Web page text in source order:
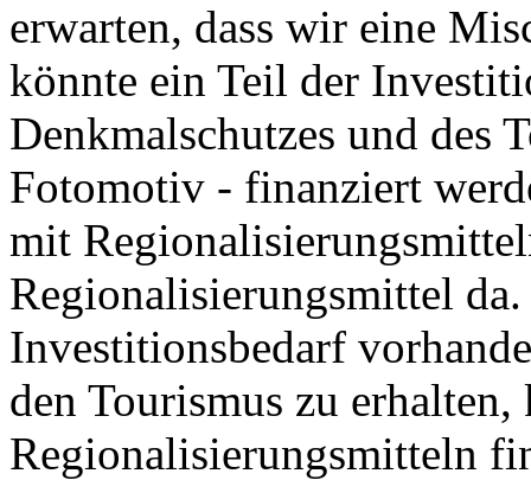
erwarten, dass wir eine
könnte ein Teil der
Denkmalschutzes und des
Fotomotiv - finanziert
mit
Regionalisierungsmittel
Investitionsbedarf
den Tourismus zu
Regionalisierungsmitteln